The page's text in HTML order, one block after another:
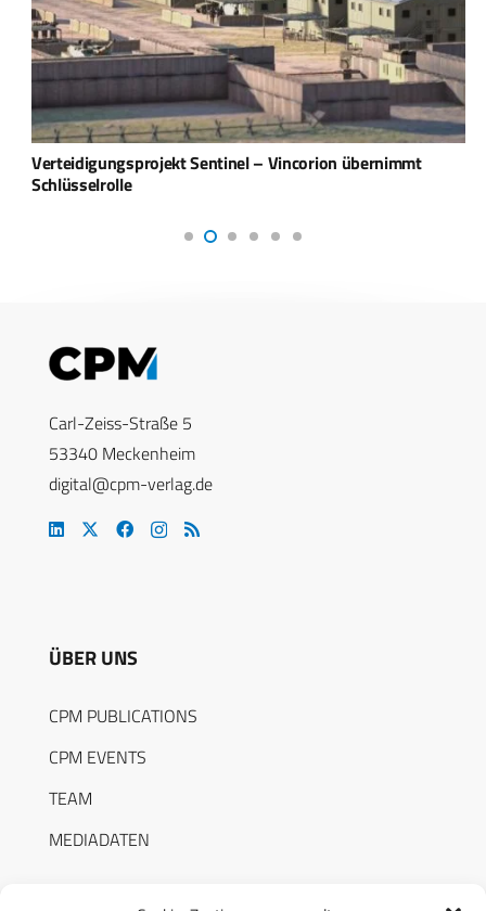
Verteidigungsprojekt Sentinel – Vincorion übernimmt
Schlüsselrolle
Carl-Zeiss-Straße 5
53340 Meckenheim
digital@cpm-verlag.de
ÜBER UNS
CPM PUBLICATIONS
CPM EVENTS
TEAM
MEDIADATEN